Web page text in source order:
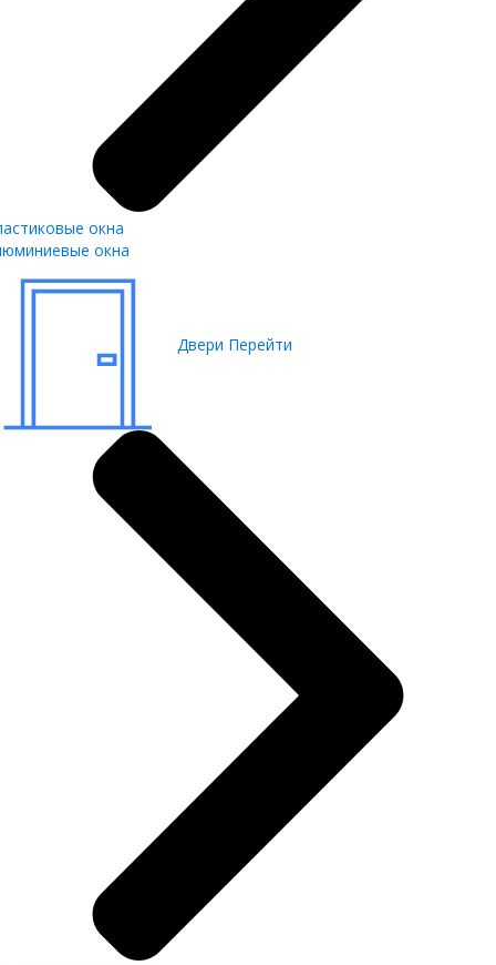
окна
окна
Двери Перейти